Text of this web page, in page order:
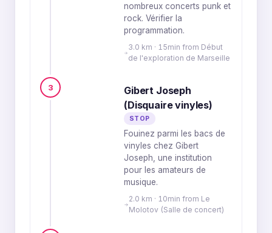
nombreux concerts punk et
rock. Vérifier la
programmation.
3.0 km · 15min from Début
de l'exploration de Marseille
3
Gibert Joseph
(Disquaire vinyles)
STOP
Fouinez parmi les bacs de
vinyles chez Gibert
Joseph, une institution
pour les amateurs de
musique.
2.0 km · 10min from Le
Molotov (Salle de concert)